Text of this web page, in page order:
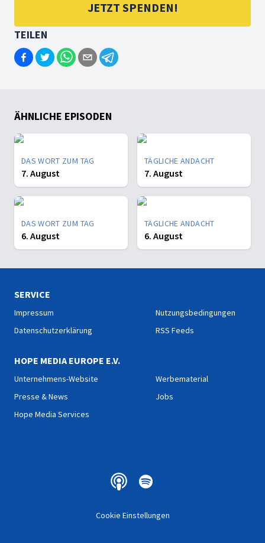
JETZT SPENDEN!
TEILEN
ÄHNLICHE EPISODEN
DAS WORT ZUM TAG
7. August
TÄGLICHE ANDACHT
7. August
DAS WORT ZUM TAG
6. August
TÄGLICHE ANDACHT
6. August
SERVICE
Impressum
Datenschutzerklärung
Nutzungsbedingungen
RSS Feeds
HOPE MEDIA EUROPE E.V.
Unternehmens-Website
Presse & News
Hope Media Services
Werbematerial
Jobs
Cookie Einstellungen